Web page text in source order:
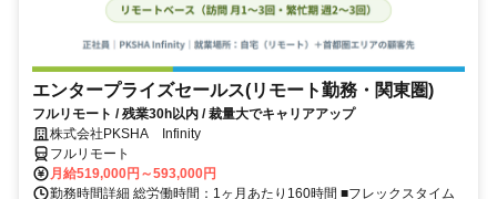
エンタープライズセールス(リモート勤務・関東圏)
フルリモート / 残業30h以内 / 裁量大でキャリアアップ
株式会社PKSHA Infinity
フルリモート
月給519,000円～593,000円
勤務時間詳細 総労働時間：1ヶ月あたり160時間 ■フレックスタイム